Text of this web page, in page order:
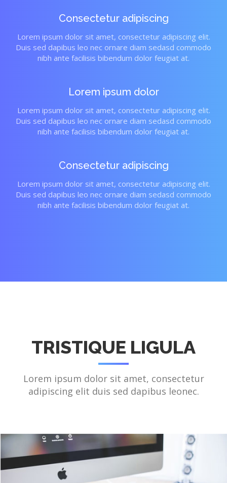
Consectetur adipiscing
Lorem ipsum dolor sit amet, consectetur adipiscing elit.
Duis sed dapibus leo nec ornare diam sedasd commodo
nibh ante facilisis bibendum dolor feugiat at.
Lorem ipsum dolor
Lorem ipsum dolor sit amet, consectetur adipiscing elit.
Duis sed dapibus leo nec ornare diam sedasd commodo
nibh ante facilisis bibendum dolor feugiat at.
Consectetur adipiscing
Lorem ipsum dolor sit amet, consectetur adipiscing elit.
Duis sed dapibus leo nec ornare diam sedasd commodo
nibh ante facilisis bibendum dolor feugiat at.
TRISTIQUE LIGULA
Lorem ipsum dolor sit amet, consectetur
adipiscing elit duis sed dapibus leonec.